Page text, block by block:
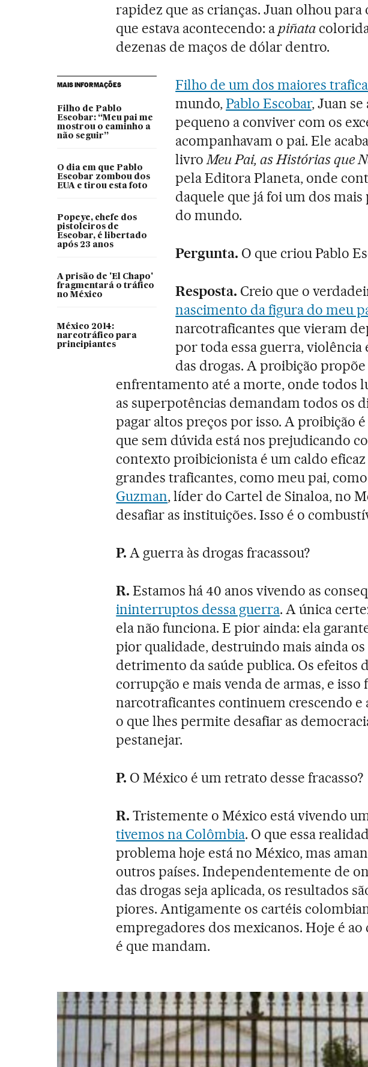
rapidez que as crianças. Juan olhou para
que estava acontecendo: a piñatacolorida
dezenas de maços de dólar dentro.
MAIS INFORMAÇÕES
Filho de Pablo
Escobar: “Meu pai me
mostrou o caminho a
não seguir”
O dia em que Pablo
Escobar zombou dos
EUA e tirou esta foto
Popeye, chefe dos
pistoleiros de
Escobar, é libertado
após 23 anos
A prisão de 'El Chapo'
fragmentará o tráfico
no México
México 2014:
narcotráfico para
principiantes
Filho de um dos maiores
mundo,Pablo Escobar, Juan
pequeno a conviver com os
acompanhavam o pai. Ele
livroMeu Pai, as Histórias que
pela Editora Planeta, onde
daquele que já foi um dos
do mundo.
Pergunta. O que criou Pablo
Resposta. Creio que o
nascimento da figura do meu
narcotraficantes que vieram
por toda essa guerra, violência
das drogas. A proibição propõe
enfrentamento até a morte, onde todos
as superpotências demandam todos os
pagar altos preços por isso. A proibição
que sem dúvida está nos prejudicando
contexto proibicionista é um caldo
grandes traficantes, como meu pai,
Guzman, líder do Cartel de Sinaloa, no
desafiar as instituições. Isso é o
P. A guerra às drogas fracassou?
R. Estamos há 40 anos vivendo as
ininterruptos dessa guerra. A única
ela não funciona. E pior ainda: ela
pior qualidade, destruindo mais ainda
detrimento da saúde publica. Os efeitos
corrupção e mais venda de armas, e isso
narcotraficantes continuem crescendo e
o que lhes permite desafiar as
pestanejar.
P. O México é um retrato desse fracasso?
R. Tristemente o México está vivendo
tivemos na Colômbia. O que essa
problema hoje está no México, mas
outros países. Independentemente de
das drogas seja aplicada, os resultados
piores. Antigamente os cartéis
empregadores dos mexicanos. Hoje é
é que mandam.